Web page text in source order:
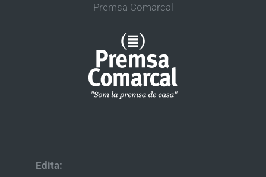
Premsa Comarcal
Edita: